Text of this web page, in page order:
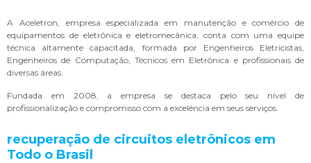
A Aceletron, empresa especializada em manutenção e comércio de
equipamentos de eletrônica e eletromecânica, conta com uma equipe
técnica altamente capacitada, formada por Engenheiros Eletricistas,
Engenheiros de Computação, Técnicos em Eletrônica e profissionais de
diversas áreas.
Fundada em 2008, a empresa se destaca pelo seu nível de
profissionalização e compromisso com a excelência em seus serviços.
recuperação de circuitos eletrônicos em
Todo o Brasil